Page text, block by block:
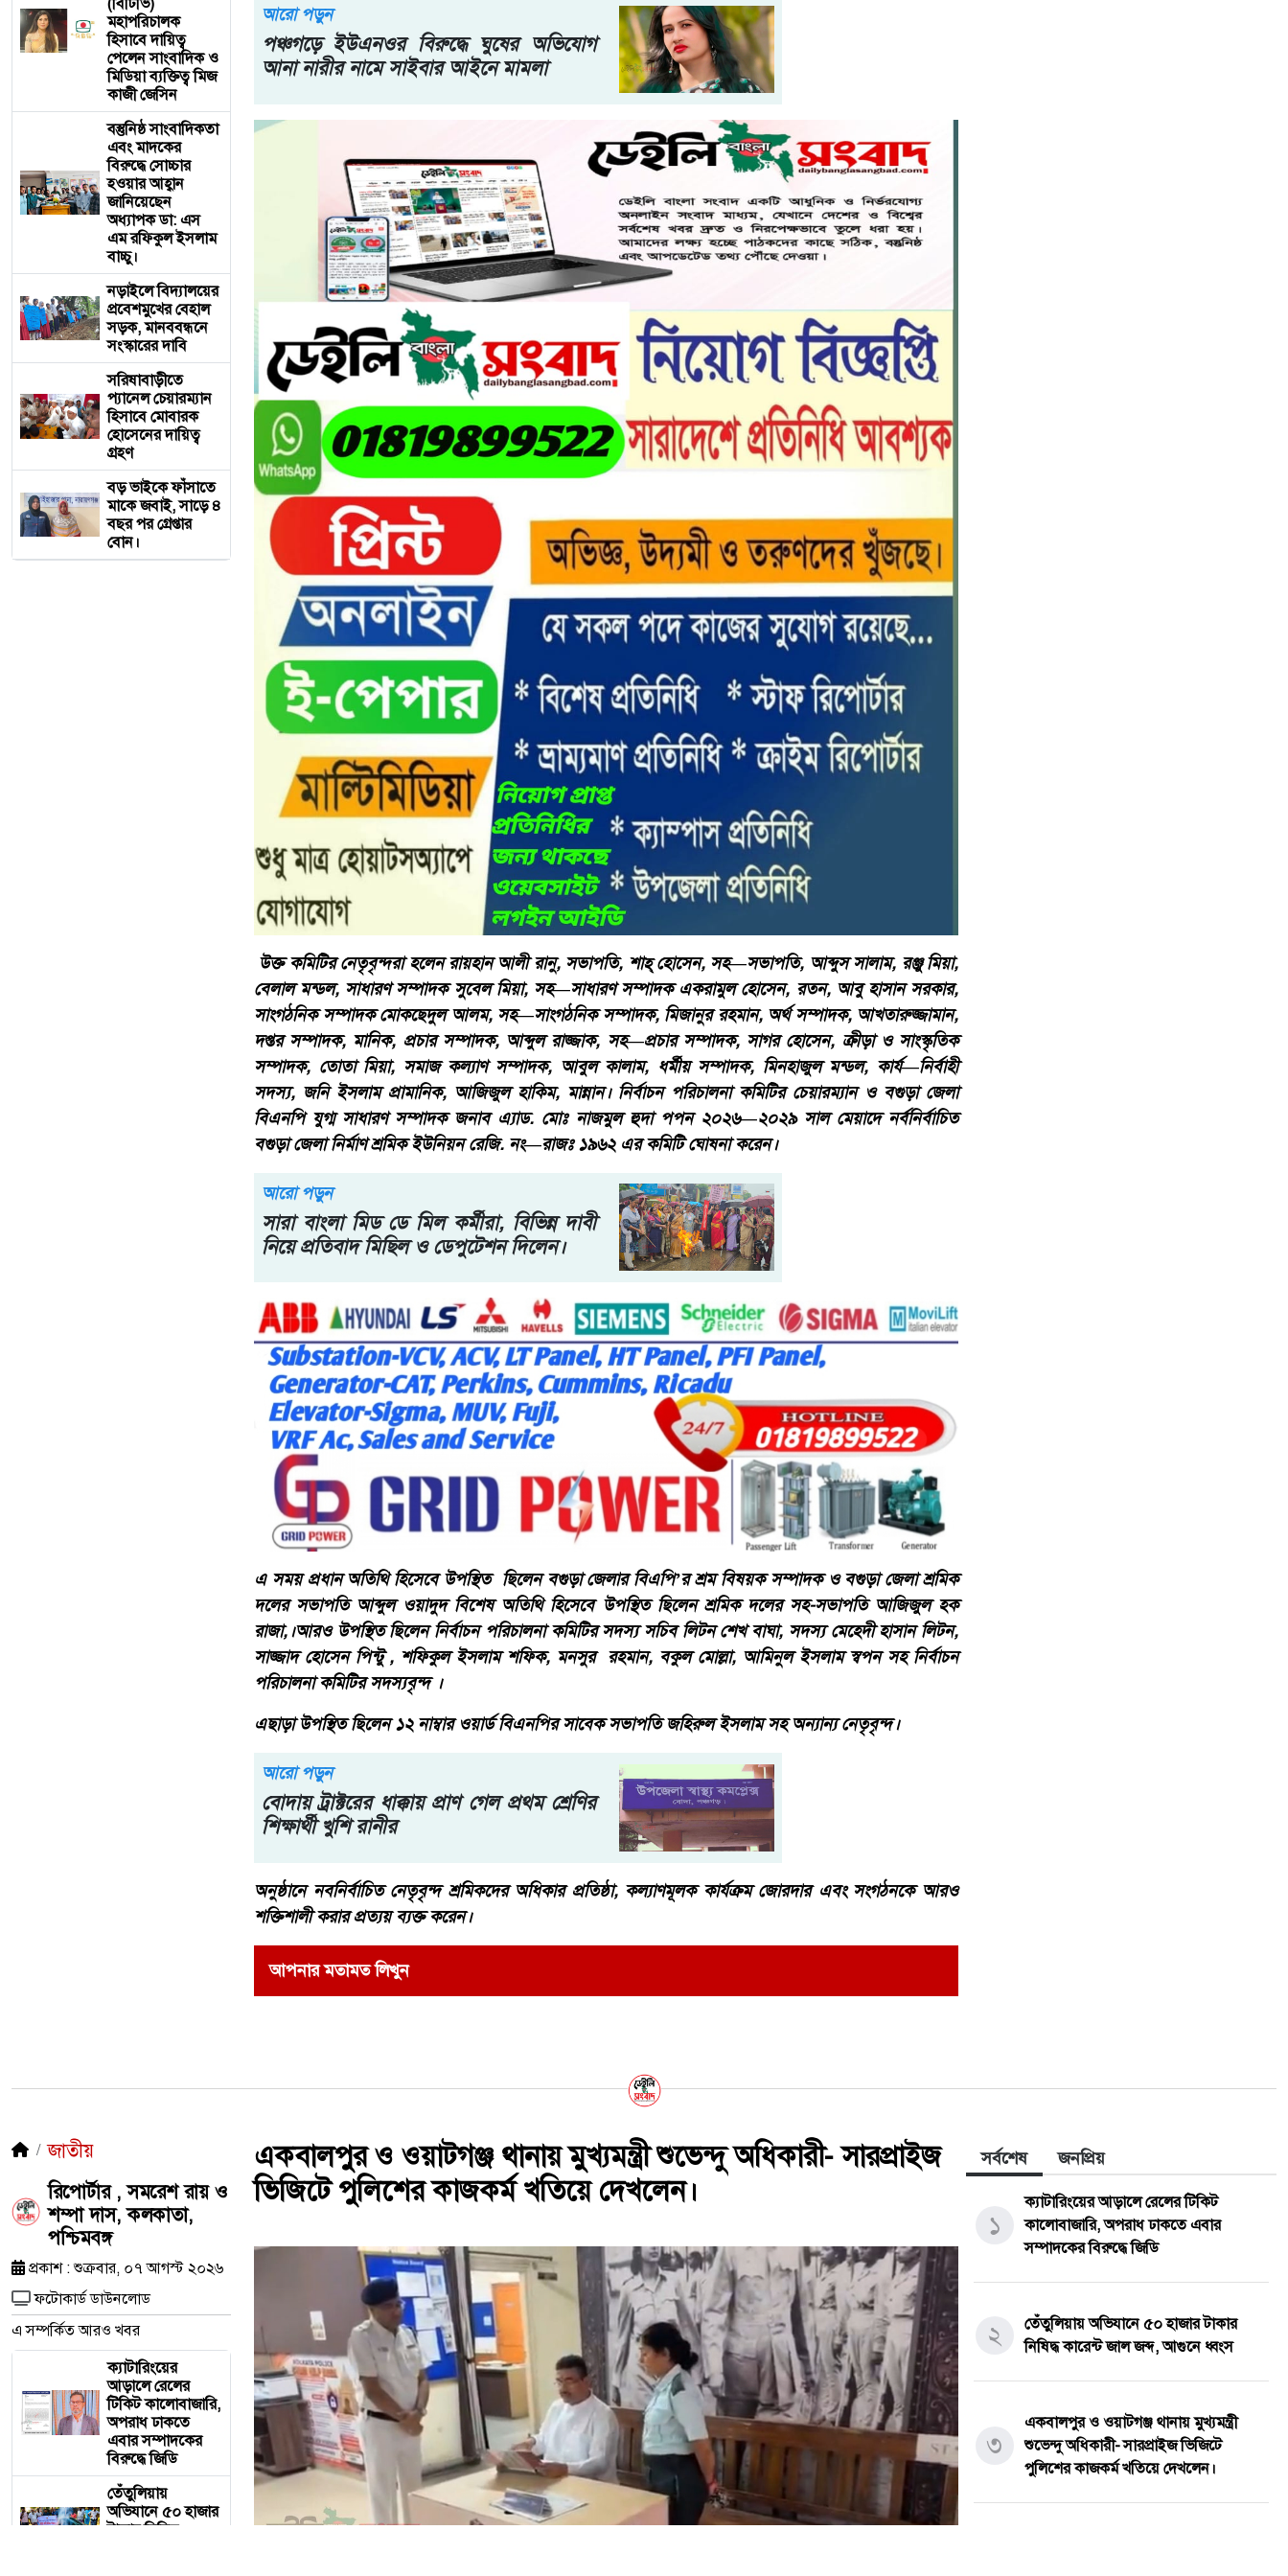
মহাপরিচালক
হিসাবে দায়িত্ব
পেলেন সাংবাদিক ও
মিডিয়া ব্যক্তিত্ব মিজ
কাজী জেসিন
বস্তুনিষ্ঠ সাংবাদিকতা
এবং মাদকের
বিরুদ্ধে সোচ্চার
হওয়ার আহ্বান
জানিয়েছেন
অধ্যাপক ডা: এস
এম রফিকুল ইসলাম
বাচ্চু।
নড়াইলে বিদ্যালয়ের
প্রবেশমুখের বেহাল
সড়ক, মানববন্ধনে
সংস্কারের দাবি
সরিষাবাড়ীতে
প্যানেল চেয়ারম্যান
হিসাবে মোবারক
হোসেনের দায়িত্ব
গ্রহণ
বড় ভাইকে ফাঁসাতে
মাকে জবাই, সাড়ে ৪
বছর পর গ্রেপ্তার
বোন।
আরো পড়ুন
পঞ্চগড়ে ইউএনওর বিরুদ্ধে ঘুষের অভিযোগ
আনা নারীর নামে সাইবার আইনে মামলা
উক্ত কমিটির নেতৃবৃন্দরা হলেন রায়হান আলী রানু, সভাপতি, শাহ্ হোসেন, সহ—সভাপতি, আব্দুস সালাম, রঞ্জু মিয়া,
বেলাল মন্ডল, সাধারণ সম্পাদক সুবেল মিয়া, সহ—সাধারণ সম্পাদক একরামুল হোসেন, রতন, আবু হাসান সরকার,
সাংগঠনিক সম্পাদক মোকছেদুল আলম, সহ—সাংগঠনিক সম্পাদক, মিজানুর রহমান, অর্থ সম্পাদক, আখতারুজ্জামান,
দপ্তর সম্পাদক, মানিক, প্রচার সম্পাদক, আব্দুল রাজ্জাক, সহ—প্রচার সম্পাদক, সাগর হোসেন, ক্রীড়া ও সাংস্কৃতিক
সম্পাদক, তোতা মিয়া, সমাজ কল্যাণ সম্পাদক, আবুল কালাম, ধর্মীয় সম্পাদক, মিনহাজুল মন্ডল, কার্য—নির্বাহী
সদস্য, জনি ইসলাম প্রামানিক, আজিজুল হাকিম, মান্নান। নির্বাচন পরিচালনা কমিটির চেয়ারম্যান ও বগুড়া জেলা
বিএনপি যুগ্ম সাধারণ সম্পাদক জনাব এ্যাড. মোঃ নাজমুল হুদা পপন ২০২৬—২০২৯ সাল মেয়াদে নর্বনির্বাচিত
বগুড়া জেলা নির্মাণ শ্রমিক ইউনিয়ন রেজি. নং—রাজঃ ১৯৬২ এর কমিটি ঘোষনা করেন।
আরো পড়ুন
সারা বাংলা মিড ডে মিল কর্মীরা, বিভিন্ন দাবী
নিয়ে প্রতিবাদ মিছিল ও ডেপুটেশন দিলেন।
এ সময় প্রধান অতিথি হিসেবে উপস্থিত ছিলেন বগুড়া জেলার বিএপি’র শ্রম বিষয়ক সম্পাদক ও বগুড়া জেলা শ্রমিক
দলের সভাপতি আব্দুল ওয়াদুদ বিশেষ অতিথি হিসেবে উপস্থিত ছিলেন শ্রমিক দলের সহ-সভাপতি আজিজুল হক
রাজা,।আরও উপস্থিত ছিলেন নির্বাচন পরিচালনা কমিটির সদস্য সচিব লিটন শেখ বাঘা, সদস্য মেহেদী হাসান লিটন,
সাজ্জাদ হোসেন পিন্টু , শফিকুল ইসলাম শফিক, মনসুর রহমান, বকুল মোল্লা, আমিনুল ইসলাম স্বপন সহ নির্বাচন
পরিচালনা কমিটির সদস্যবৃন্দ ।
এছাড়া উপস্থিত ছিলেন ১২ নাম্বার ওয়ার্ড বিএনপির সাবেক সভাপতি জহিরুল ইসলাম সহ অন্যান্য নেতৃবৃন্দ।
আরো পড়ুন
বোদায় ট্রাক্টরের ধাক্কায় প্রাণ গেল প্রথম শ্রেণির
শিক্ষার্থী খুশি রানীর
অনুষ্ঠানে নবনির্বাচিত নেতৃবৃন্দ শ্রমিকদের অধিকার প্রতিষ্ঠা, কল্যাণমূলক কার্যক্রম জোরদার এবং সংগঠনকে আরও
শক্তিশালী করার প্রত্যয় ব্যক্ত করেন।
আপনার মতামত লিখুন
জাতীয়
রিপোর্টার , সমরেশ রায় ও
শম্পা দাস, কলকাতা,
পশ্চিমবঙ্গ
প্রকাশ : শুক্রবার, ০৭ আগস্ট ২০২৬
ফটোকার্ড ডাউনলোড
এ সম্পর্কিত আরও খবর
ক্যাটারিংয়ের
আড়ালে রেলের
টিকিট কালোবাজারি,
অপরাধ ঢাকতে
এবার সম্পাদকের
বিরুদ্ধে জিডি
তেঁতুলিয়ায়
অভিযানে ৫০ হাজার
টাকার নিষিদ্ধ
একবালপুর ও ওয়াটগঞ্জ থানায় মুখ্যমন্ত্রী শুভেন্দু অধিকারী- সারপ্রাইজ
ভিজিটে পুলিশের কাজকর্ম খতিয়ে দেখলেন।
সর্বশেষ জনপ্রিয়
১
ক্যাটারিংয়ের আড়ালে রেলের টিকিট
কালোবাজারি, অপরাধ ঢাকতে এবার
সম্পাদকের বিরুদ্ধে জিডি
২
তেঁতুলিয়ায় অভিযানে ৫০ হাজার টাকার
নিষিদ্ধ কারেন্ট জাল জব্দ, আগুনে ধ্বংস
৩
একবালপুর ও ওয়াটগঞ্জ থানায় মুখ্যমন্ত্রী
শুভেন্দু অধিকারী- সারপ্রাইজ ভিজিটে
পুলিশের কাজকর্ম খতিয়ে দেখলেন।